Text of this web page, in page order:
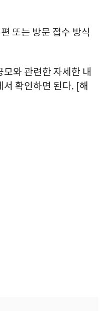
또는 방문 접수 방식
와 관련한 자세한 내
확인하면 된다. [해